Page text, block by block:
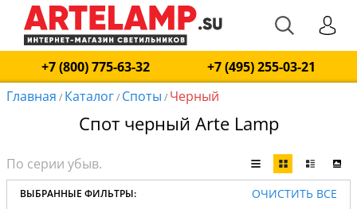
+7 (800) 775-63-32
+7 (495) 255-03-21
Главная / Каталог/ Споты / Черный
Спот черный Arte Lamp
ВЫБРАННЫЕ ФИЛЬТРЫ: ОЧИСТИТЬ ВСЕ